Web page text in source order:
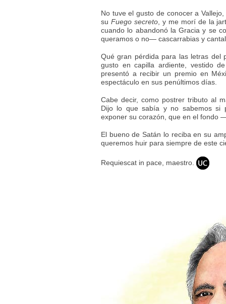
No tuve el gusto de conocer a
su Fuego secreto, y me morí de la
cuando lo abandonó la Gracia y se
queramos o no— cascarrabias y
Qué gran pérdida para las letras
gusto en capilla ardiente, vestido
presentó a recibir un premio en
espectáculo en sus penúltimos días.
Cabe decir, como postrer tributo al
Dijo lo que sabía y no sabemos si
exponer su corazón, que en el fondo
El bueno de Satán lo reciba en su
queremos huir para siempre de este
Requiescat in pace, maestro.